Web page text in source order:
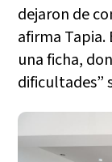
dejaron de
afirma Tapia.
una ficha,
dificultades”